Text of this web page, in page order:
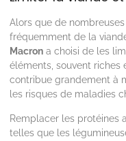
Alors que de
fréquemment de la
Macron a choisi de les
éléments, souvent riches
contribue grandement à
les risques de maladies
Remplacer les protéines
telles que les